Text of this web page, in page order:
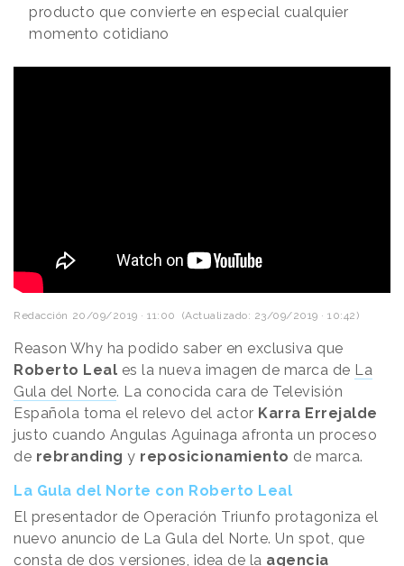
producto que convierte en especial cualquier
momento cotidiano
Redacción 20/09/2019 · 11:00 (Actualizado: 23/09/2019 · 10:42)
Reason Why ha podido saber en exclusiva que
Roberto Leal es la nueva imagen de marca de La
Gula del Norte. La conocida cara de Televisión
Española toma el relevo del actor Karra Errejalde
justo cuando Angulas Aguinaga afronta un proceso
de rebranding y reposicionamiento de marca.
La Gula del Norte con Roberto Leal
El presentador de Operación Triunfo protagoniza el
nuevo anuncio de La Gula del Norte. Un spot, que
consta de dos versiones, idea de la agencia